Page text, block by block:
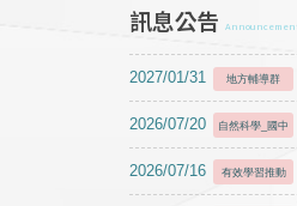
訊息公告
2027/01/31 地方輔導群
2026/07/20 自然科學_國中
2026/07/16 有效學習推動